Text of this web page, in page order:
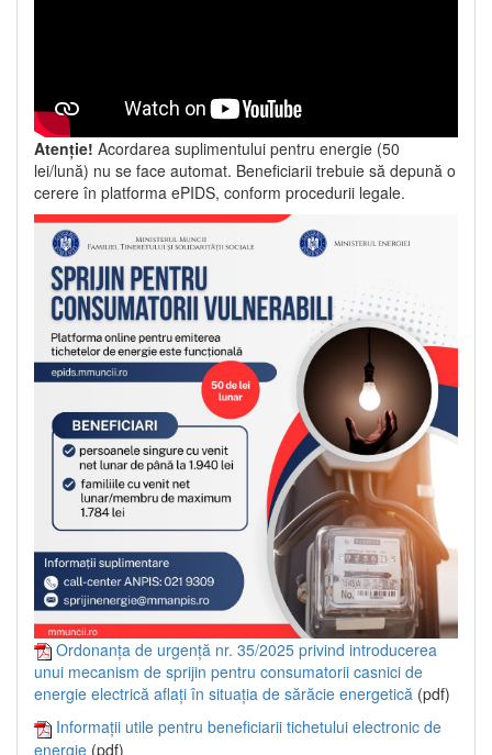
Atenție! Acordarea suplimentului pentru energie (50
lei/lună) nu se face automat. Beneficiarii trebuie să depună o
cerere în platforma ePIDS, conform procedurii legale.
Ordonanța de urgență nr. 35/2025 privind introducerea
unui mecanism de sprijin pentru consumatorii casnici de
energie electrică aflați în situația de sărăcie energetică (pdf)
Informații utile pentru beneficiarii tichetului electronic de
energie (pdf)